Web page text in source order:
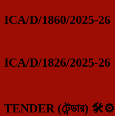
ICA/D/1860/2025-26
ICA/D/1826/2025-26
TENDER (টেন্ডার) 🛠️⚙️